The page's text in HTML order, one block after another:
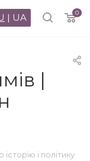
0
| UA
|
історію і політику